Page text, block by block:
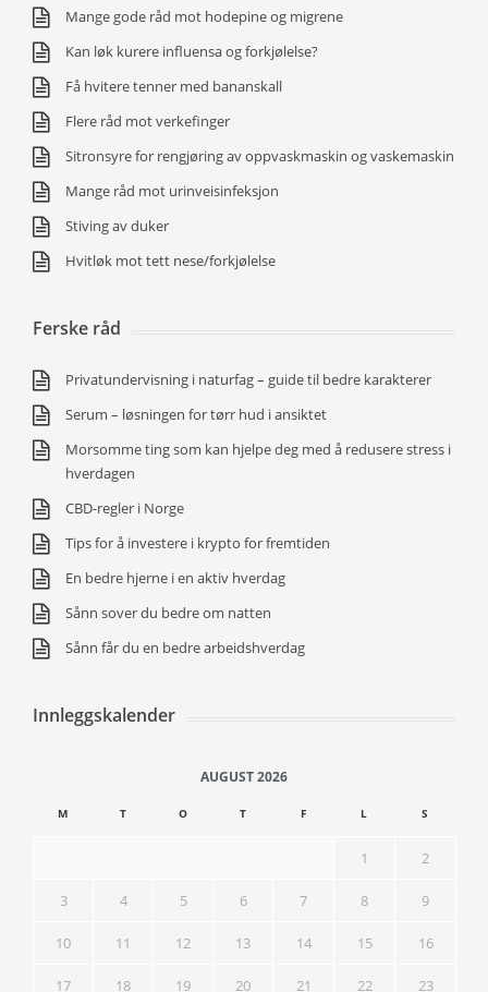
Mange gode råd mot hodepine og migrene
Kan løk kurere influensa og forkjølelse?
Få hvitere tenner med bananskall
Flere råd mot verkefinger
Sitronsyre for rengjøring av oppvaskmaskin og vaskemaskin
Mange råd mot urinveisinfeksjon
Stiving av duker
Hvitløk mot tett nese/forkjølelse
Ferske råd
Privatundervisning i naturfag – guide til bedre karakterer
Serum – løsningen for tørr hud i ansiktet
Morsomme ting som kan hjelpe deg med å redusere stress i
hverdagen
CBD-regler i Norge
Tips for å investere i krypto for fremtiden
En bedre hjerne i en aktiv hverdag
Sånn sover du bedre om natten
Sånn får du en bedre arbeidshverdag
Innleggskalender
AUGUST 2026
M T O T F L S
1 2
3 4 5 6 7 8 9
10 11 12 13 14 15 16
17 18 19 20 21 22 23